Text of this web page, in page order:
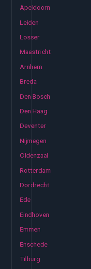
Apeldoorn
Leiden
Losser
Maastricht
Arnhem
Breda
Den Bosch
Den Haag
Deventer
Nijmegen
Oldenzaal
Rotterdam
Dordrecht
Ede
Eindhoven
Emmen
Enschede
Tilburg